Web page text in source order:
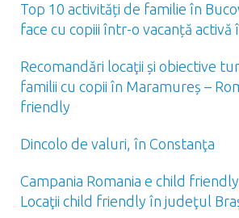
Top 10 activități de familie în
face cu copiii într-o vacanță activă
Recomandări locaţii și obiective
familii cu copii în Maramureș –
friendly
Dincolo de valuri, în Constanţa
Campania Romania e child
Locaţii child friendly în judeţul